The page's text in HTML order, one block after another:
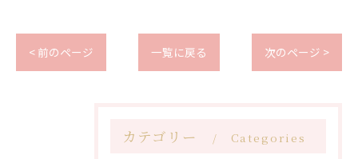
< 前のページ 一覧に戻る 次のページ >
カテゴリー Categories